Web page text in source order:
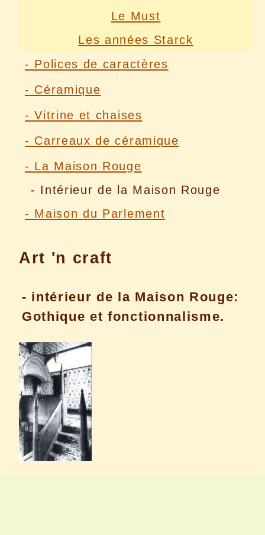
Le Must
Les années Starck
- Polices de caractères
- Céramique
- Vitrine et chaises
- Carreaux de céramique
- La Maison Rouge
- Intérieur de la Maison Rouge
- Maison du Parlement
Art 'n craft
- intérieur de la Maison Rouge:
Gothique et fonctionnalisme.